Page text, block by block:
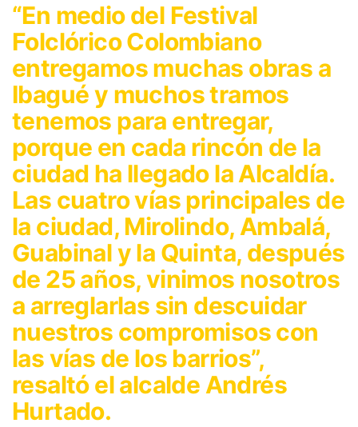
“En medio del Festival
Folclórico Colombiano
entregamos muchas obras a
Ibagué y muchos tramos
tenemos para entregar,
porque en cada rincón de la
ciudad ha llegado la Alcaldía.
Las cuatro vías principales de
la ciudad, Mirolindo, Ambalá,
Guabinal y la Quinta, después
de 25 años, vinimos nosotros
a arreglarlas sin descuidar
nuestros compromisos con
las vías de los barrios”,
resaltó el alcalde Andrés
Hurtado.